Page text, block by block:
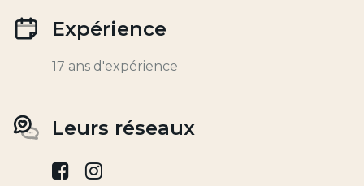
Expérience
17 ans d'expérience
Leurs réseaux
facebook
instagram